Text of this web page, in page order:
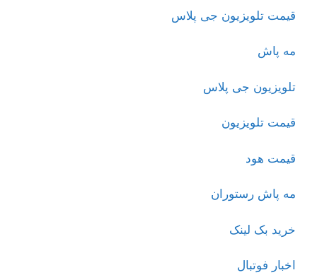
قیمت تلویزیون جی پلاس
مه پاش
تلویزیون جی پلاس
قیمت تلویزیون
قیمت هود
مه پاش رستوران
خرید بک لینک
اخبار فوتبال